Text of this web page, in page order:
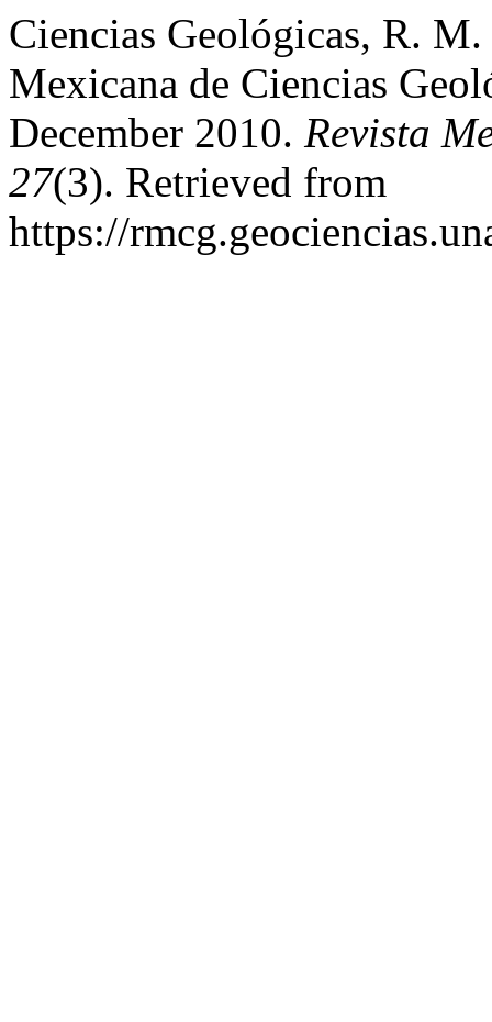
Ciencias Geológicas, R.
Mexicana de Ciencias
December 2010. Revista
27(3). Retrieved from
https://